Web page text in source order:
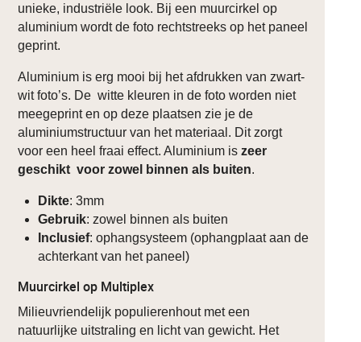
unieke, industriële look. Bij een muurcirkel op
aluminium wordt de foto rechtstreeks op het paneel
geprint.
Aluminium is erg mooi bij het afdrukken van zwart-
wit foto’s. De witte kleuren in de foto worden niet
meegeprint en op deze plaatsen zie je de
aluminiumstructuur van het materiaal. Dit zorgt
voor een heel fraai effect. Aluminium iszeer
geschikt voor zowel binnen als buiten.
Dikte: 3mm
Gebruik: zowel binnen als buiten
Inclusief: ophangsysteem (ophangplaat aan de
achterkant van het paneel)
Muurcirkel op Multiplex
Milieuvriendelijk populierenhout met een
natuurlijke uitstraling en licht van gewicht. Het